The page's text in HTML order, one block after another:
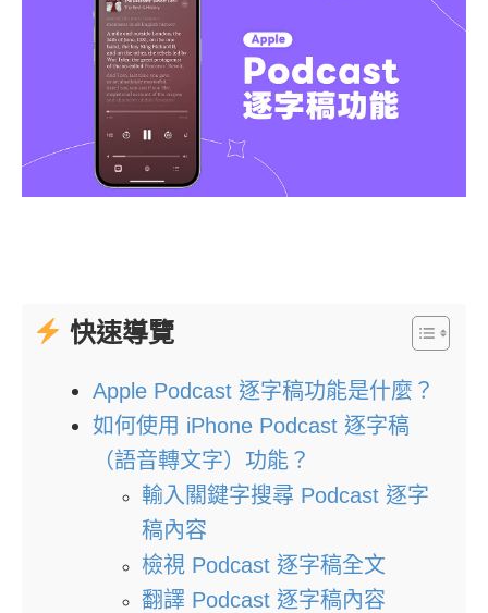
快速導覽
Apple Podcast 逐字稿功能是什麼？
如何使用 iPhone Podcast 逐字稿
（語音轉文字）功能？
輸入關鍵字搜尋 Podcast 逐字
稿內容
檢視 Podcast 逐字稿全文
翻譯 Podcast 逐字稿內容